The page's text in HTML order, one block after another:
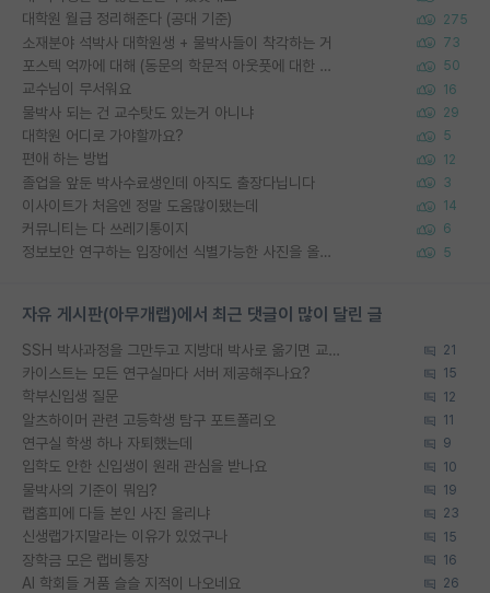
대학원 월급 정리해준다 (공대 기준) 275
소재분야 석박사 대학원생 + 물박사들이 착각하는 거 73
포스텍 억까에 대해 (동문의 학문적 아웃풋에 대한 반박) 50
교수님이 무서워요 16
물박사 되는 건 교수탓도 있는거 아니냐 29
대학원 어디로 가야할까요? 5
편애 하는 방법 12
졸업을 앞둔 박사수료생인데 아직도 출장다닙니다 3
이사이트가 처음엔 정말 도움많이됐는데 14
커뮤니티는 다 쓰레기통이지 6
정보보안 연구하는 입장에선 식별가능한 사진을 올리는건 비추이긴함 5
자유 게시판(아무개랩)에서 최근 댓글이 많이 달린 글
SSH 박사과정을 그만두고 지방대 박사로 옮기면 교수의 꿈은 끝일까요? 21
카이스트는 모든 연구실마다 서버 제공해주나요? 15
학부신입생 질문 12
알츠하이머 관련 고등학생 탐구 포트폴리오 11
연구실 학생 하나 자퇴했는데 9
입학도 안한 신입생이 원래 관심을 받나요 10
물박사의 기준이 뭐임? 19
랩홈피에 다들 본인 사진 올리냐 23
신생랩가지말라는 이유가 있었구나 15
장학금 모은 랩비통장 16
AI 학회들 거품 슬슬 지적이 나오네요 26